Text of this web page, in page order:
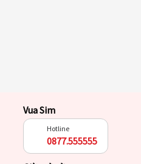
Vua Sim
Hotline
0877.555555